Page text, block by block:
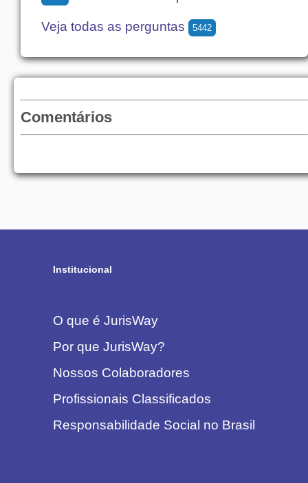
Veja todas as perguntas 5442
Comentários
Institucional
O que é JurisWay
Por que JurisWay?
Nossos Colaboradores
Profissionais Classificados
Responsabilidade Social no Brasil